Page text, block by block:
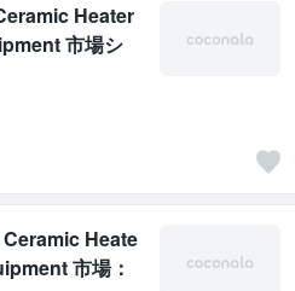
Heater
市場シ
ンキング分析
Heate
市場：